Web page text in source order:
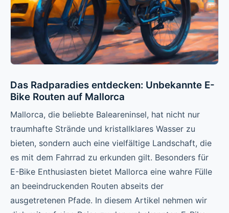
Das Radparadies entdecken: Unbekannte E-
Bike Routen auf Mallorca
Mallorca, die beliebte Baleareninsel, hat nicht nur
traumhafte Strände und kristallklares Wasser zu
bieten, sondern auch eine vielfältige Landschaft, die
es mit dem Fahrrad zu erkunden gilt. Besonders für
E-Bike Enthusiasten bietet Mallorca eine wahre Fülle
an beeindruckenden Routen abseits der
ausgetretenen Pfade. In diesem Artikel nehmen wir